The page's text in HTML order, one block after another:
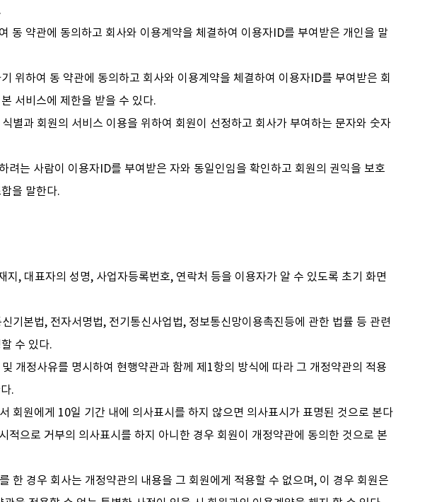
약관에 동의하고 회사와 이용계약을 체결하여 이용자ID를 부여받은 개인을 말
위하여 동 약관에 동의하고 회사와 이용계약을 체결하여 이용자ID를 부여받은 회
서비스에 제한을 받을 수 있다.
과 회원의 서비스 이용을 위하여 회원이 선정하고 회사가 부여하는 문자와 숫자
는 사람이 이용자ID를 부여받은 자와 동일인임을 확인하고 회원의 권익을 보호
을 말한다.
, 대표자의 성명, 사업자등록번호, 연락처 등을 이용자가 알 수 있도록 초기 화면
기본법, 전자서명법, 전기통신사업법, 정보통신망이용촉진등에 관한 법률 등 관련
수 있다.
개정사유를 명시하여 현행약관과 함께 제1항의 방식에 따라 그 개정약관의 적용
.
회원에게 10일 기간 내에 의사표시를 하지 않으면 의사표시가 표명된 것으로 본다
적으로 거부의 의사표시를 하지 아니한 경우 회원이 개정약관에 동의한 것으로 본
한 경우 회사는 개정약관의 내용을 그 회원에게 적용할 수 없으며, 이 경우 회원은